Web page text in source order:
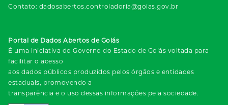
Contato: dadosabertos.controladoria@goias.gov.br
Portal de Dados Abertos de Goiás
É uma iniciativa do Governo do Estado de Goiás voltada para
facilitar o acesso
aos dados públicos produzidos pelos órgãos e entidades
estaduais, promovendo a
transparência e o uso dessas informações pela sociedade.